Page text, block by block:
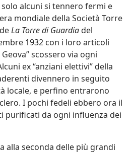
alcuni si tennero fermi e
mondiale della Società Torre
La Torre di Guardiadel
1932 con i loro articoli
scossero via ogni
ex “anziani elettivi” della
divennero in seguito
locale, e perfino entrarono
I pochi fedeli ebbero ora il
purificati da ogni influenza dei
alla seconda delle più grandi